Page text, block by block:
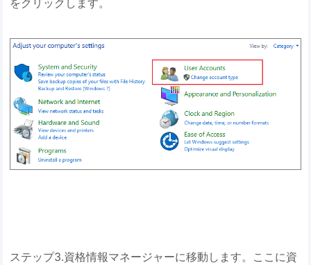
ステップ3.資格情報マネージャーに移動します。ここに資